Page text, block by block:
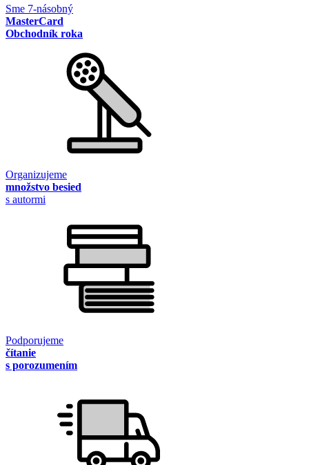
Sme 7-násobný
MasterCard
Obchodník roka
Organizujeme
množstvo besied
s autormi
Podporujeme
čítanie
s porozumením